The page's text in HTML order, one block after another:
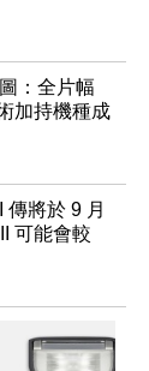
：全片幅
加持機種成
傳將於 9 月
可能會較